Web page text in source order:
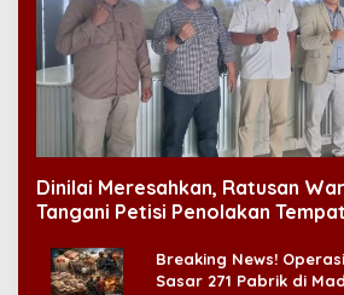
Dinilai Meresahkan, Ratusan
Tangani Petisi Penolakan
Breaking News!
Sasar 271 Pabrik di